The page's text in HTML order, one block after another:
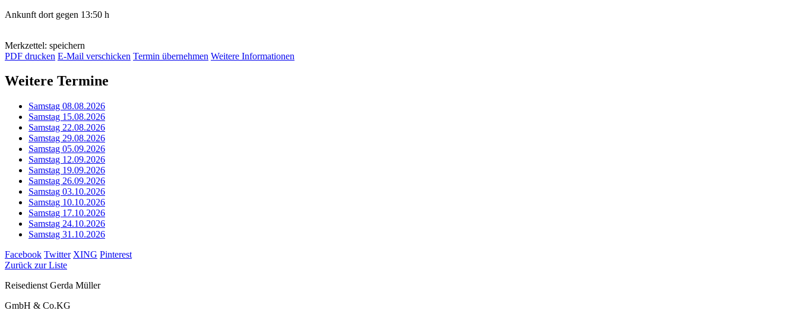
Ankunft dort gegen 13:50 h
Merkzettel: speichern
PDF drucken E-Mail verschicken Termin übernehmen Weitere Informationen
Weitere Termine
Samstag 08.08.2026
Samstag 15.08.2026
Samstag 22.08.2026
Samstag 29.08.2026
Samstag 05.09.2026
Samstag 12.09.2026
Samstag 19.09.2026
Samstag 26.09.2026
Samstag 03.10.2026
Samstag 10.10.2026
Samstag 17.10.2026
Samstag 24.10.2026
Samstag 31.10.2026
Facebook Twitter XING Pinterest
Zurück zur Liste
Reisedienst Gerda Müller
GmbH & Co.KG